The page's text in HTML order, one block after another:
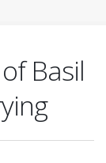
Basil